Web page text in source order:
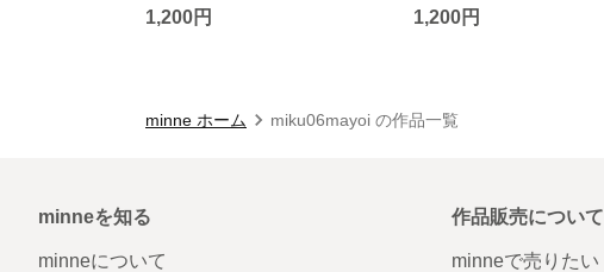
1,200円 1,200円
minne ホーム miku06mayoi の作品一覧
minneを知る
minneについて
作品販売について
minneで売りたい